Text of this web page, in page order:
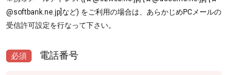
@softbank.ne.jp]など) をご利用の場合は、あらかじめPCメールの
受信許可設定を行なって下さい。
必須 電話番号